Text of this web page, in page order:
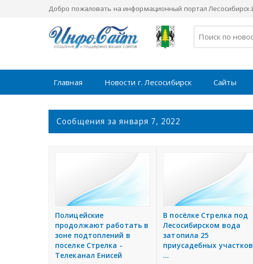
Добро пожаловать на информационный портал
Главная Новости г. Лесосибирск Сайты
Сообщения за января 7, 2022
Полицейские
продолжают работать в
зоне подтоплений в
поселке Стрелка -
Телеканал Енисей
В посёлке Стрелка под
Лесосибирском вода
затопила 25
приусадебных участков
...